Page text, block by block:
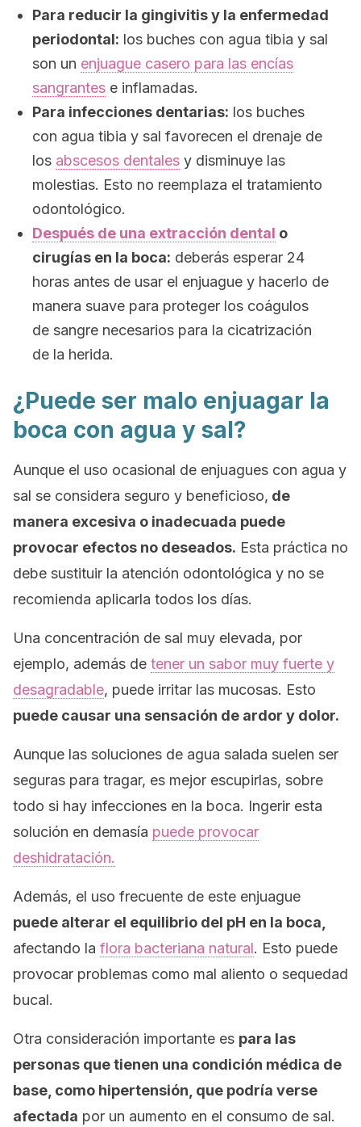
Para reducir la gingivitis y la enfermedad
periodontal: los buches con agua tibia y sal
son un enjuague casero para las encías
sangrantes e inflamadas.
Para infecciones dentarias: los buches
con agua tibia y sal favorecen el drenaje de
los abscesos dentales y disminuye las
molestias. Esto no reemplaza el tratamiento
odontológico.
Después de una extracción dental o
cirugías en la boca: deberás esperar 24
horas antes de usar el enjuague y hacerlo de
manera suave para proteger los coágulos
de sangre necesarios para la cicatrización
de la herida.
¿Puede ser malo enjuagar la
boca con agua y sal?
Aunque el uso ocasional de enjuagues con agua y
sal se considera seguro y beneficioso, de
manera excesiva o inadecuada puede
provocar efectos no deseados. Esta práctica no
debe sustituir la atención odontológica y no se
recomienda aplicarla todos los días.
Una concentración de sal muy elevada, por
ejemplo, además de tener un sabor muy fuerte y
desagradable, puede irritar las mucosas. Esto
puede causar una sensación de ardor y dolor.
Aunque las soluciones de agua salada suelen ser
seguras para tragar, es mejor escupirlas, sobre
todo si hay infecciones en la boca. Ingerir esta
solución en demasía puede provocar
deshidratación.
Además, el uso frecuente de este enjuague
puede alterar el equilibrio del pH en la boca,
afectando la flora bacteriana natural. Esto puede
provocar problemas como mal aliento o sequedad
bucal.
Otra consideración importante es para las
personas que tienen una condición médica de
base, como hipertensión, que podría verse
afectada por un aumento en el consumo de sal.